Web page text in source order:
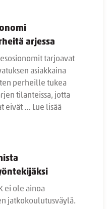
arjessa
tarjoavat
asiakkaina
perheille tukea
tilanteissa, jotta
eivät … Lue lisää
ei ole ainoa
jatkokoulutusväylä.